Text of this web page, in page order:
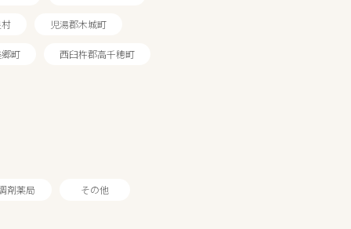
児湯郡木城町
町 西臼杵郡高千穂町
剤薬局 その他